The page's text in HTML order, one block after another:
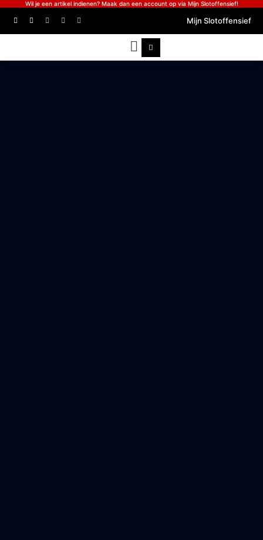
Wil je een artikel indienen? Maak dan een account op via Mijn Slotoffensief!
Mijn Slotoffensief